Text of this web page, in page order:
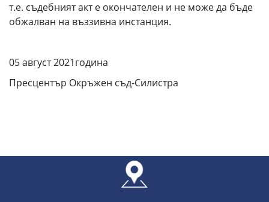
т.е. съдебният акт е окончателен и не може да бъде
обжалван на въззивна инстанция.
05 август 2021година
Пресцентър Окръжен съд-Силистра